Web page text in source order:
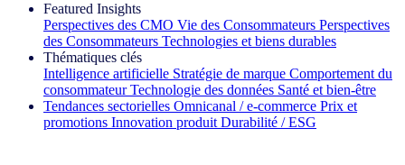
Featured Insights
Perspectives des CMO Vie des Consommateurs Perspectives
des Consommateurs Technologies et biens durables
Thématiques clés
Intelligence artificielle Stratégie de marque Comportement du
consommateur Technologie des données Santé et bien‑être
Tendances sectorielles Omnicanal / e‑commerce Prix et
promotions Innovation produit Durabilité / ESG